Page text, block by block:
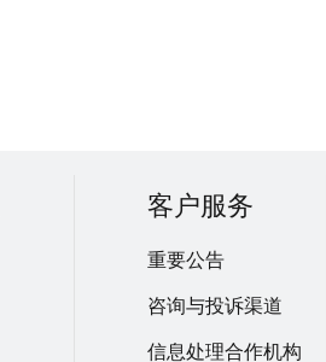
客户服务
重要公告
咨询与投诉渠道
信息处理合作机构